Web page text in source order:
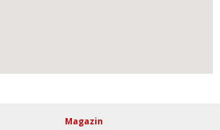
Magazin